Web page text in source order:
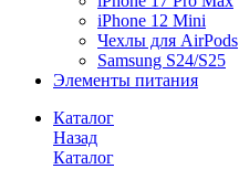
iPhone 12 Mini
Чехлы для AirPods
Samsung S24/S25
Элементы питания
Каталог
Назад
Каталог